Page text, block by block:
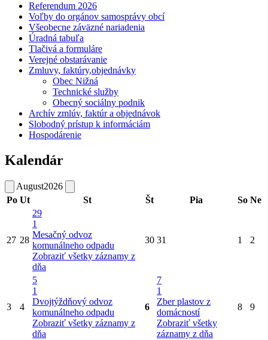
Referendum 2026
Voľby do orgánov samosprávy obcí
Všeobecne záväzné nariadenia
Úradná tabuľa
Tlačivá a formuláre
Verejné obstarávanie
Zmluvy, faktúry,objednávky
Obec Nižná
Technické služby
Obecný sociálny podnik
Archív zmlúv, faktúr a objednávok
Slobodný prístup k informáciám
Hospodárenie
Kalendár
August2026
Po Ut St Št Pia So Ne
27 28
29
1
Mesačný odvoz
komunálneho odpadu
Zobraziť všetky záznamy z
dňa
30 31 1 2
3 4
5
1
Dvojtýždňový odvoz
komunálneho odpadu
Zobraziť všetky záznamy z
dňa
6
7
1
Zber plastov z
domácností
Zobraziť všetky
záznamy z dňa
8 9